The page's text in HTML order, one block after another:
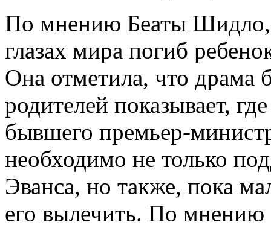
По мнению Беаты Шидло,
глазах мира погиб
Она отметила, что драма
родителей показывает,
бывшего премьер-
необходимо не только
Эванса, но также, пока
его вылечить. По